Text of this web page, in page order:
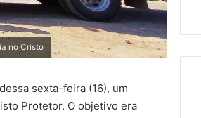
no Cristo
sexta-feira (16), um
Protetor. O objetivo era